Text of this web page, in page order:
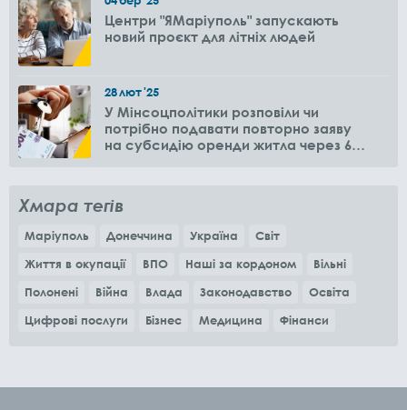
Центри "ЯМаріуполь" запускають
новий проєкт для літніх людей
28лют'25
У Мінсоцполітики розповіли чи
потрібно подавати повторно заяву
на субсидію оренди житла через 6
Хмара тегів
Маріуполь Донеччина Україна
Світ
Життя в окупації
ВПО Наші за кордоном
Вільні
Полонені
Війна Влада Законодавство
Освіта
Цифрові послуги
Бізнес Медицина Фінанси